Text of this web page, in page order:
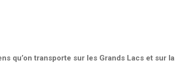
qu’on transporte sur les Grands Lacs et sur la